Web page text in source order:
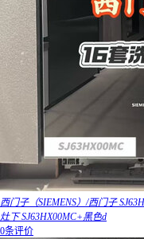
西门子（SIEMENS）/西门子
灶下 SJ63HX00MC+黑色d
0条评价